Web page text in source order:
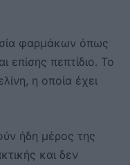
φαρμάκων όπως
επίσης πεπτίδιο. Το
η οποία έχει
ήδη μέρος της
και δεν